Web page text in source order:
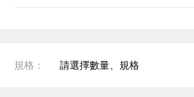
規格： 請選擇數量、規格